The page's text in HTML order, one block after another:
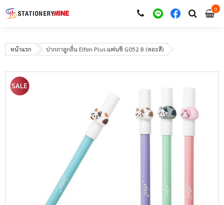
00
หน้าแรก ปากกาลูกลื่น Elfen Plus แฟนซี G052 B (คละสี)